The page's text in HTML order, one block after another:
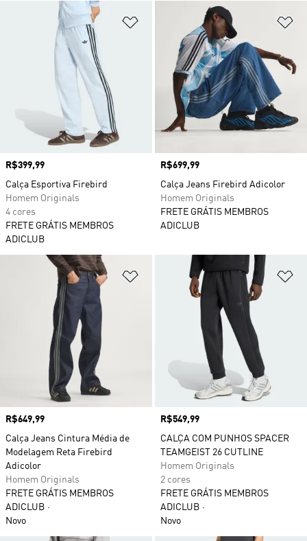
Adicionar à Lista de Desejos
Preço
R$399,99
Calça Esportiva Firebird
Homem Originals
4 cores
FRETE GRÁTIS MEMBROS
ADICLUB
Preço
R$699,99
Calça Jeans Firebird Adicolor
Homem Originals
FRETE GRÁTIS MEMBROS
ADICLUB
Adicionar à Lista de Desejos
Preço
R$649,99
Calça Jeans Cintura Média de
Modelagem Reta Firebird
Adicolor
Homem Originals
FRETE GRÁTIS MEMBROS
ADICLUB
Novo
Preço
R$549,99
CALÇA COM PUNHOS SPACER
TEAMGEIST 26 CUTLINE
Homem Originals
2 cores
FRETE GRÁTIS MEMBROS
ADICLUB
Novo